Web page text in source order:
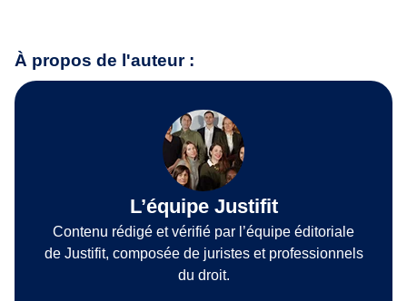
À propos de l'auteur :
L’équipe Justifit
Contenu rédigé et vérifié par l’équipe éditoriale
de Justifit, composée de juristes et professionnels
du droit.